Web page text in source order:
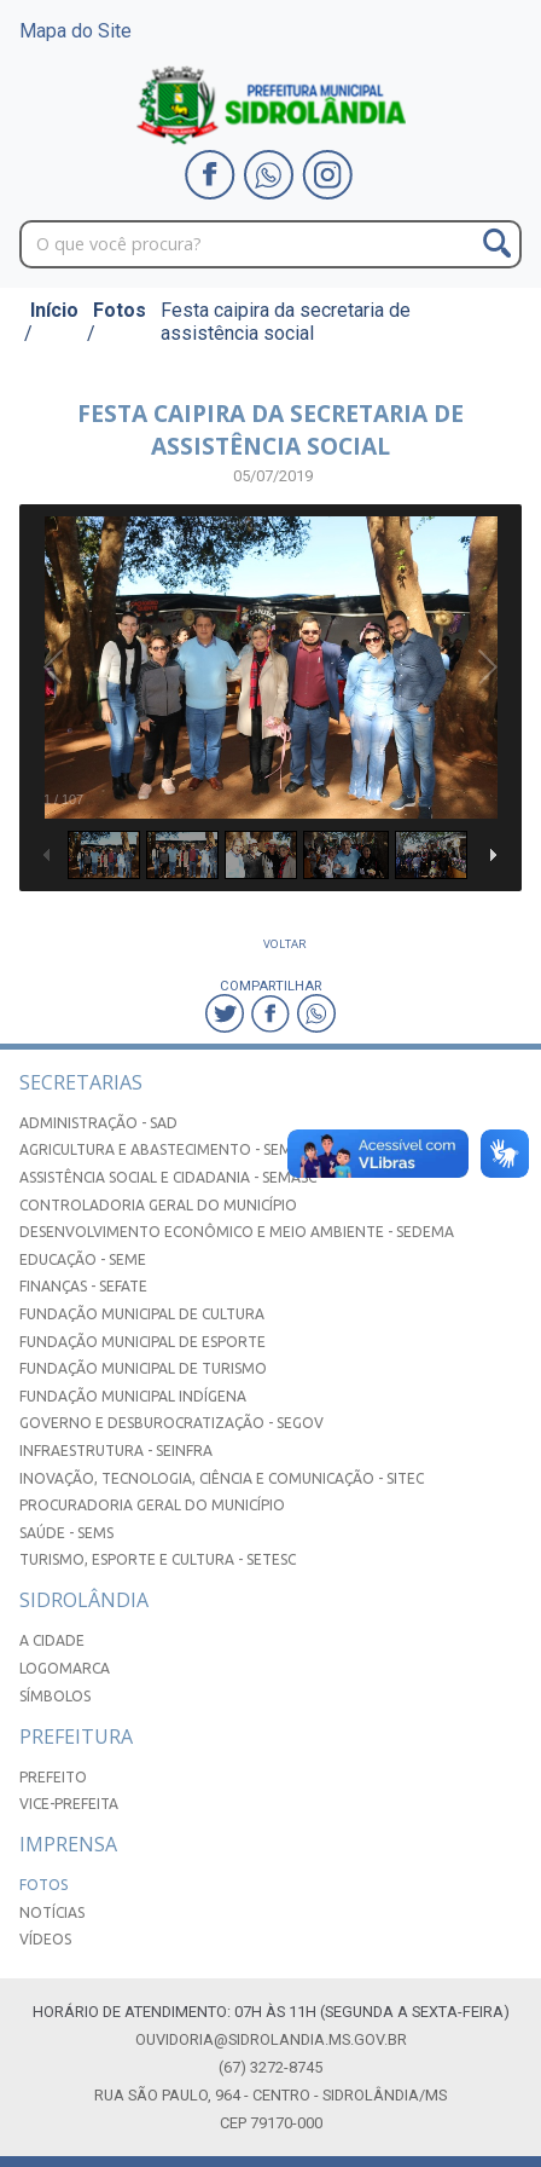
Mapa do Site
Início
/
Fotos
/
Festa caipira da secretaria de
assistência social
FESTA CAIPIRA DA SECRETARIA DE
ASSISTÊNCIA SOCIAL
05/07/2019
1 / 107
VOLTAR
COMPARTILHAR
SECRETARIAS
ADMINISTRAÇÃO - SAD
AGRICULTURA E ABASTECIMENTO - SEMAA
ASSISTÊNCIA SOCIAL E CIDADANIA - SEMASC
CONTROLADORIA GERAL DO MUNICÍPIO
DESENVOLVIMENTO ECONÔMICO E MEIO AMBIENTE - SEDEMA
EDUCAÇÃO - SEME
FINANÇAS - SEFATE
FUNDAÇÃO MUNICIPAL DE CULTURA
FUNDAÇÃO MUNICIPAL DE ESPORTE
FUNDAÇÃO MUNICIPAL DE TURISMO
FUNDAÇÃO MUNICIPAL INDÍGENA
GOVERNO E DESBUROCRATIZAÇÃO - SEGOV
INFRAESTRUTURA - SEINFRA
INOVAÇÃO, TECNOLOGIA, CIÊNCIA E COMUNICAÇÃO - SITEC
PROCURADORIA GERAL DO MUNICÍPIO
SAÚDE - SEMS
TURISMO, ESPORTE E CULTURA - SETESC
SIDROLÂNDIA
A CIDADE
LOGOMARCA
SÍMBOLOS
PREFEITURA
PREFEITO
VICE-PREFEITA
IMPRENSA
FOTOS
NOTÍCIAS
VÍDEOS
HORÁRIO DE ATENDIMENTO: 07H ÀS 11H (SEGUNDA A SEXTA-FEIRA)
OUVIDORIA@SIDROLANDIA.MS.GOV.BR
(67) 3272-8745
RUA SÃO PAULO, 964 - CENTRO - SIDROLÂNDIA/MS
CEP 79170-000